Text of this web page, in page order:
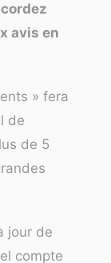
avis en
» fera
de
de 5
jour de
compte